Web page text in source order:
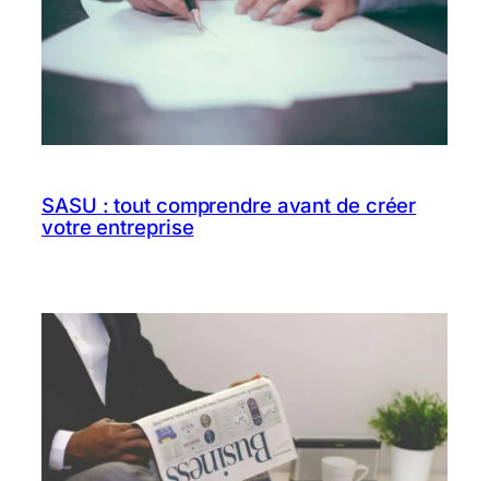
SASU : tout comprendre avant de créer
votre entreprise